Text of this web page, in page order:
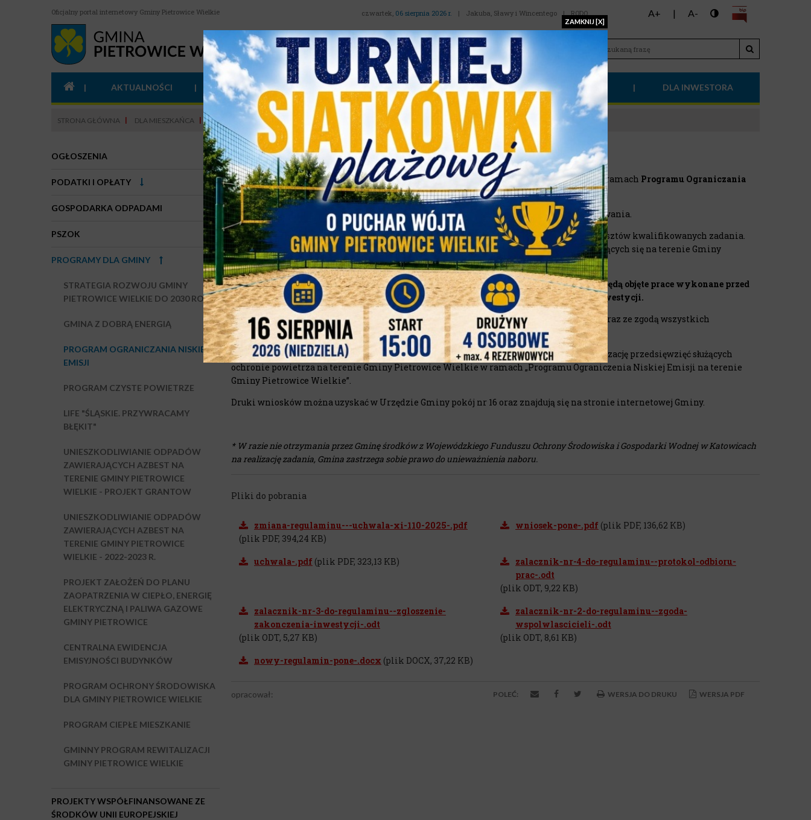
Oficjalny portal internetowy Gminy Pietrowice Wielkie A+ | A-
czwartek, 06 sierpnia 2026 r. | Jakuba, Sławy i Wincentego | RODO
AKTUALNOŚCI SAMORZĄD NASZA GMINA DLA TURYSTY DLA MIESZKAŃCA DLA INWESTORA
STRONA GŁÓWNA DLA MIESZKAŃCA PROGRAMY DLA GMINY PROGRAM OGRANICZANIA NISKIEJ EMISJI
OGŁOSZENIA
PODATKI I OPŁATY
GOSPODARKA ODPADAMI
PSZOK
PROGRAMY DLA GMINY
STRATEGIA ROZWOJU GMINY
PIETROWICE WIELKIE DO 2030 ROKU
GMINA Z DOBRĄ ENERGIĄ
PROGRAM OGRANICZANIA NISKIEJ
EMISJI
PROGRAM CZYSTE POWIETRZE
LIFE "ŚLĄSKIE. PRZYWRACAMY
BŁĘKIT"
UNIESZKODLIWIANIE ODPADÓW
ZAWIERAJĄCYCH AZBEST NA
TERENIE GMINY PIETROWICE
WIELKIE - PROJEKT GRANTOW
UNIESZKODLIWIANIE ODPADÓW
ZAWIERAJĄCYCH AZBEST NA
TERENIE GMINY PIETROWICE
WIELKIE - 2022-2023 R.
PROJEKT ZAŁOŻEŃ DO PLANU
ZAOPATRZENIA W CIEPŁO, ENERGIĘ
ELEKTRYCZNĄ I PALIWA GAZOWE
GMINY PIETROWICE
CENTRALNA EWIDENCJA
EMISYJNOŚCI BUDYNKÓW
PROGRAM OCHRONY ŚRODOWISKA
DLA GMINY PIETROWICE WIELKIE
PROGRAM CIEPŁE MIESZKANIE
GMINNY PROGRAM REWITALIZACJI
GMINY PIETROWICE WIELKIE
PROJEKTY WSPÓŁFINANSOWANE ZE
ŚRODKÓW UNII EUROPEJSKIEJ
Program Ograniczania Niskiej Emisji
Informujemy, że od 16 marca 2026 r. rozpocznie się nabór wniosków o dofinansowanie w ramach Programu Ograniczania
Niskiej Emisji na terenie gminy Pietrowice Wielkie.
Wnioski można składać w sekretariacie Urzędu Gminy – pokój nr 1, w godzinach urzędowania.
Dofinansowanie jakie można uzyskać to kwota 7.000 zł. stanowiąca nie więcej niż 40% kosztów kwalifikowanych zadania.
Nabór dotyczy właścicieli budynków jednorodzinnych oraz lokali mieszkalnych znajdujących się na terenie Gminy
Pietrowice Wielkie.
Inwestycje będą musiały być zakończone do 30 listopada 2026 r. Dofinansowaniem nie będą objęte prace wykonane przed
ogłoszeniem naboru oraz przed datą podpisania Umowy z Gminą na dofinansowanie inwestycji.
Lista uczestników zostanie sporządzona na podstawie kolejności złożonych wniosków wraz ze zgodą wszystkich
współwłaścicieli na realizację inwestycji ( zał. nr. 2 do Regulaminu dofinansowania).
Dofinansowanie będzie realizowane zgodnie z Regulaminem udzielania dotacji na realizację przedsięwzięć służących
ochronie powietrza na terenie Gminy Pietrowice Wielkie w ramach „Programu Ograniczenia Niskiej Emisji na terenie
Gminy Pietrowice Wielkie”.
Druki wniosków można uzyskać w Urzędzie Gminy pokój nr 16 oraz znajdują się na stronie internetowej Gminy.
* W razie nie otrzymania przez Gminę środków z Wojewódzkiego Funduszu Ochrony Środowiska i Gospodarki Wodnej w Katowicach
na realizację zadania, Gmina zastrzega sobie prawo do unieważnienia naboru.
Pliki do pobrania
zmiana-regulaminu---uchwala-xi-110-2025-.pdf
(plik PDF, 394,24 KB)
wniosek-pone-.pdf (plik PDF, 136,62 KB)
uchwala-.pdf (plik PDF, 323,13 KB)
zalacznik-nr-4-do-regulaminu--protokol-odbioru-
prac-.odt
(plik ODT, 9,22 KB)
zalacznik-nr-3-do-regulaminu--zgloszenie-
zakonczenia-inwestycji-.odt
(plik ODT, 5,27 KB)
zalacznik-nr-2-do-regulaminu--zgoda-
wspolwlascicieli-.odt
(plik ODT, 8,61 KB)
nowy-regulamin-pone-.docx (plik DOCX, 37,22 KB)
opracował: POLEĆ: WERSJA DO DRUKU WERSJA PDF
ZAMKNIJ [X]